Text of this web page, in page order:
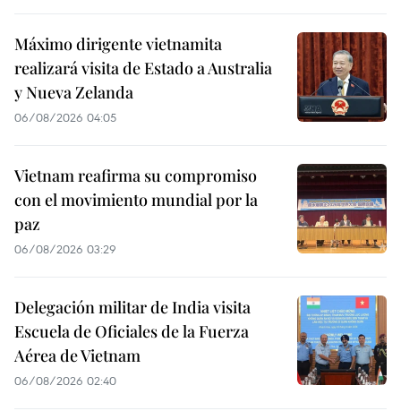
Máximo dirigente vietnamita
realizará visita de Estado a Australia
y Nueva Zelanda
06/08/2026 04:05
Vietnam reafirma su compromiso
con el movimiento mundial por la
paz
06/08/2026 03:29
Delegación militar de India visita
Escuela de Oficiales de la Fuerza
Aérea de Vietnam
06/08/2026 02:40